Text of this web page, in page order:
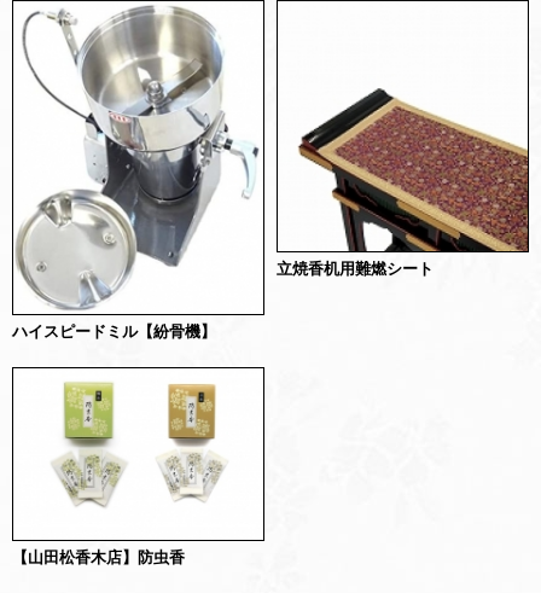
ハイスピードミル【紛骨機】
立焼香机用難燃シート
【山田松香木店】防虫香